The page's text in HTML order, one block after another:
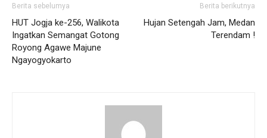
Berita sebelumya
HUT Jogja ke-256, Walikota
Ingatkan Semangat Gotong
Royong Agawe Majune
Ngayogyokarto
Berita berikutnya
Hujan Setengah Jam, Medan
Terendam !